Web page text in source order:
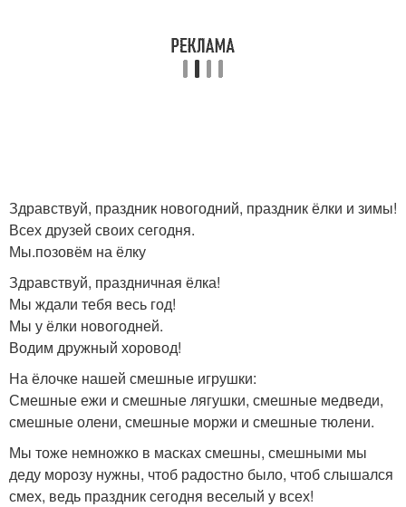
Здравствуй, праздник новогодний, праздник ёлки и зимы!
Всех друзей своих сегодня.
Мы.позовём на ёлку
Здравствуй, праздничная ёлка!
Мы ждали тебя весь год!
Мы у ёлки новогодней.
Водим дружный хоровод!
На ёлочке нашей смешные игрушки:
Смешные ежи и смешные лягушки, смешные медведи,
смешные олени, смешные моржи и смешные тюлени.
Мы тоже немножко в масках смешны, смешными мы
деду морозу нужны, чтоб радостно было, чтоб слышался
смех, ведь праздник сегодня веселый у всех!